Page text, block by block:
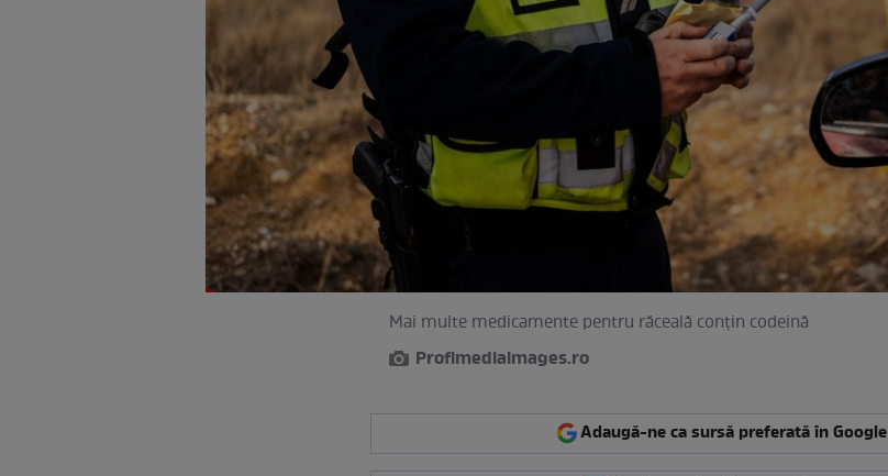
Mai multe medicamente pentru răceală conțin codeină
Profimediaimages.ro
Adaugă-ne ca sursă preferată în Google